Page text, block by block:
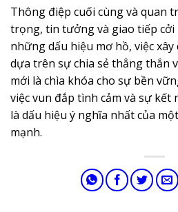
Thông điệp cuối cùng và quan
trọng, tin tưởng và giao tiếp cởi
những dấu hiệu mơ hồ, việc
dựa trên sự chia sẻ thẳng thắn
mới là chìa khóa cho sự bền
việc vun đắp tình cảm và sự kết
là dấu hiệu ý nghĩa nhất của
mạnh.